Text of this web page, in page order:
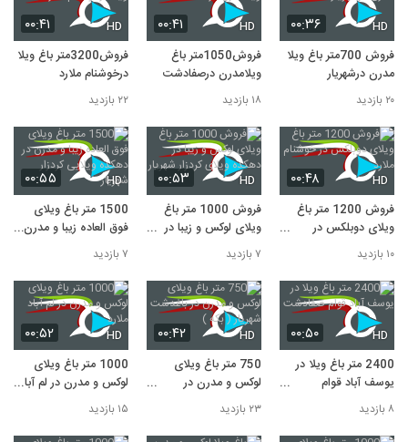
۰۰:۳۶ HD
فروش 700متر باغ ویلا
مدرن درشهریار
۲۰ بازدید
۰۰:۴۱ HD
فروش1050متر باغ
ویلامدرن درصفادشت
۱۸ بازدید
۰۰:۴۱ HD
فروش3200متر باغ ویلا
درخوشنام ملارد
۲۲ بازدید
۰۰:۴۸ HD
فروش 1200 متر باغ
ویلای دوبلکس در
خوشنام ملارد۱۰ بازدید
۰۰:۵۳ HD
فروش 1000 متر باغ
ویلای لوکس و زیبا در
دهکده ویلای کردزار
شهریار
۷ بازدید
۰۰:۵۵ HD
1500 متر باغ ویلای
فوق العاده زیبا و مدرن
در دهکده ویلایی کردزار
شهریار
۷ بازدید
۰۰:۵۰ HD
2400 متر باغ ویلا در
یوسف آباد قوام
صفادشت۸ بازدید
۰۰:۴۲ HD
750 متر باغ ویلای
لوکس و مدرن در
باغدشت شهریار ( بکه )
۲۳ بازدید
۰۰:۵۲ HD
1000 متر باغ ویلای
لوکس و مدرن در لم آباد
ملارد
۱۵ بازدید